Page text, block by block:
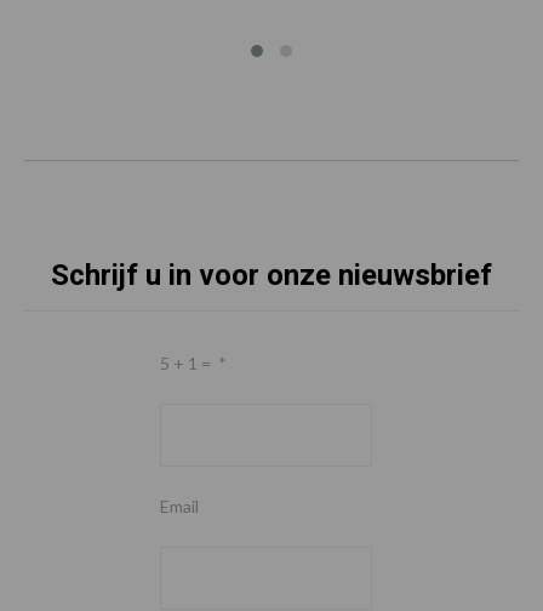
Schrijf u in voor onze nieuwsbrief
5 + 1 = *
Email